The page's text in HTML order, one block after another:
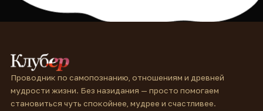
Проводник по самопознанию, отношениям и древней
мудрости жизни. Без назидания — просто помогаем
становиться чуть спокойнее, мудрее и счастливее.